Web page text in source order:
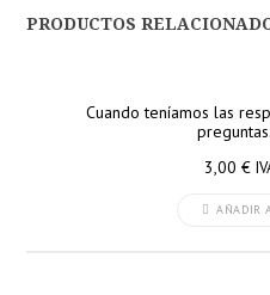
PRODUCTOS
Cuando teníamos las
3,00 €
AÑADIR